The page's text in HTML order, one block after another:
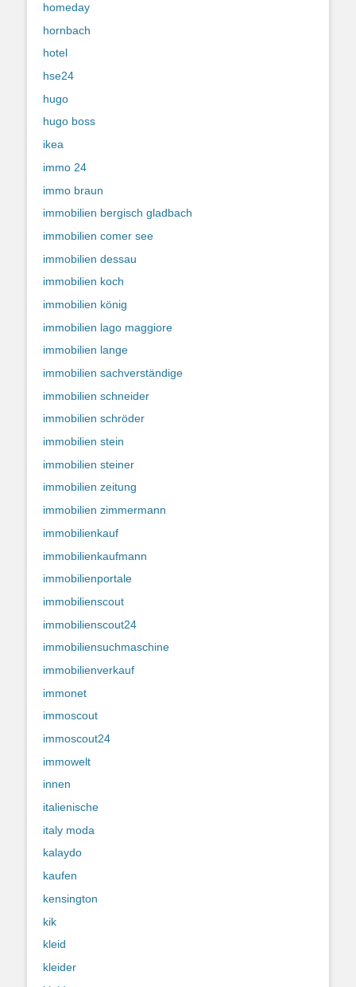
homeday
hornbach
hotel
hse24
hugo
hugo boss
ikea
immo 24
immo braun
immobilien bergisch gladbach
immobilien comer see
immobilien dessau
immobilien koch
immobilien könig
immobilien lago maggiore
immobilien lange
immobilien sachverständige
immobilien schneider
immobilien schröder
immobilien stein
immobilien steiner
immobilien zeitung
immobilien zimmermann
immobilienkauf
immobilienkaufmann
immobilienportale
immobilienscout
immobilienscout24
immobiliensuchmaschine
immobilienverkauf
immonet
immoscout
immoscout24
immowelt
innen
italienische
italy moda
kalaydo
kaufen
kensington
kik
kleid
kleider